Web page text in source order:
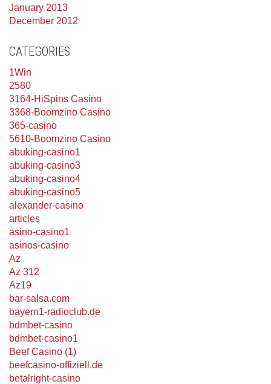
January 2013
December 2012
CATEGORIES
1Win
2580
3164-HiSpins Casino
3368-Boomzino Casino
365-casino
5610-Boomzino Casino
abuking-casino1
abuking-casino3
abuking-casino4
abuking-casino5
alexander-casino
articles
asino-casino1
asinos-casino
Az
Az 312
Az19
bar-salsa.com
bayern1-radioclub.de
bdmbet-casino
bdmbet-casino1
Beef Casino (1)
beefcasino-offiziell.de
betalright-casino